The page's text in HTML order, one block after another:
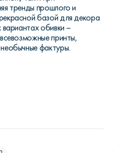
тренды прошлого и
базой для декора
вариантах обивки –
принты,
фактуры.